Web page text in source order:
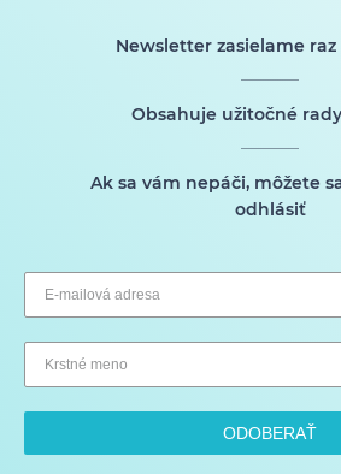
Newsletter zasielame raz
Obsahuje užitočné
Ak sa vám nepáči, môžete
odhlásiť
ODOBERAŤ